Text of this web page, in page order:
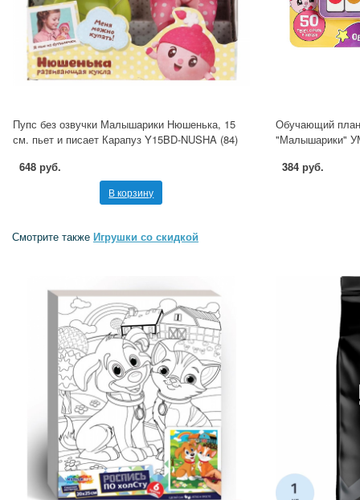
Пупс без озвучки Малышарики Нюшенька, 15
см. пьет и писает Карапуз Y15BD-NUSHA (84)
648 руб.
В корзину
Обучающий
"Малышарики"
384 руб.
Смотрите также Игрушки со скидкой